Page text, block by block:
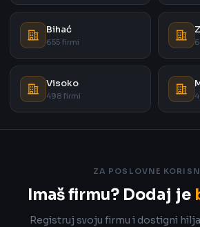
Bihać
655 firmi
Visoko
498 firmi
ZA POSLOVNE
Imaš firmu? Dodaj je
Registruj svoju firmu i dostigni